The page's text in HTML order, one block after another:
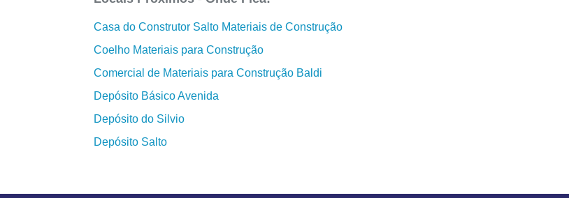
Casa do Construtor Salto Materiais de Construção
Coelho Materiais para Construção
Comercial de Materiais para Construção Baldi
Depósito Básico Avenida
Depósito do Silvio
Depósito Salto